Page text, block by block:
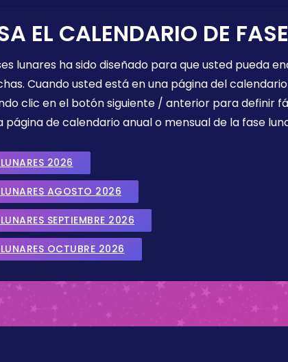
EL CALENDARIO DE
lunares ha sido diseñado para que usted pueda
Cuando usted está en una página del
clic en el botón siguiente / anterior para definir
de calendario anual o mensual de la fase
2026
AGOSTO 2026
SEPTIEMBRE 2026
OCTUBRE 2026